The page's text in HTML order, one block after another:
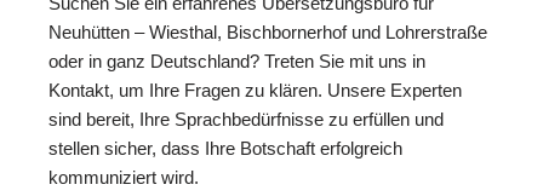
Neuhütten – Wiesthal, Bischbornerhof und Lohrerstraße
oder in ganz Deutschland? Treten Sie mit uns in
Kontakt, um Ihre Fragen zu klären. Unsere Experten
sind bereit, Ihre Sprachbedürfnisse zu erfüllen und
stellen sicher, dass Ihre Botschaft erfolgreich
kommuniziert wird.